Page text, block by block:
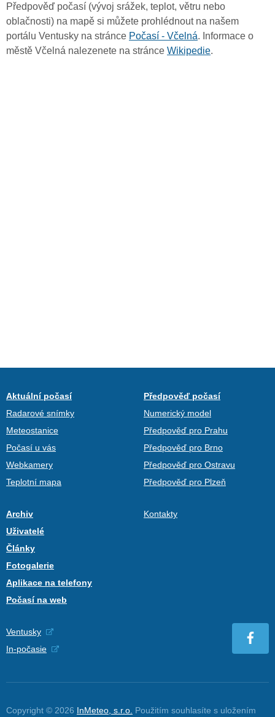
Předpověď počasí (vývoj srážek, teplot, větru nebo
oblačnosti) na mapě si můžete prohlédnout na našem
portálu Ventusky na stránce Počasí - Včelná. Informace o
městě Včelná nalezenete na stránce Wikipedie.
Aktuální počasí
Radarové snímky
Meteostanice
Počasí u vás
Webkamery
Teplotní mapa
Předpověď počasí
Numerický model
Předpověď pro Prahu
Předpověď pro Brno
Předpověď pro Ostravu
Předpověď pro Plzeň
Archiv
Uživatelé
Články
Fotogalerie
Aplikace na telefony
Počasí na web
Kontakty
Ventusky
In-počasie
Copyright © 2026 InMeteo, s.r.o. Použitím souhlasíte s uložením